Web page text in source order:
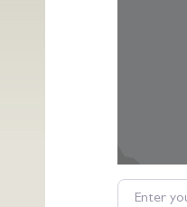
Enter your